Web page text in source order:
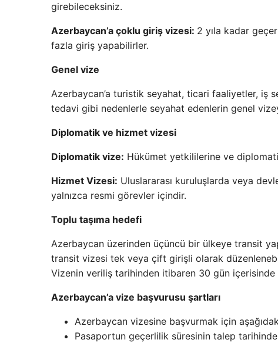
girebileceksiniz.
Azerbaycan’a çoklu giriş vizesi: 2 yıla kadar
fazla giriş yapabilirler.
Genel vize
Azerbaycan’a turistik seyahat, ticari faaliyetler, iş
tedavi gibi nedenlerle seyahat edenlerin genel
Diplomatik ve hizmet vizesi
Diplomatik vize: Hükümet yetkililerine ve
Hizmet Vizesi: Uluslararası kuruluşlarda veya
yalnızca resmi görevler içindir.
Toplu taşıma hedefi
Azerbaycan üzerinden üçüncü bir ülkeye transit
transit vizesi tek veya çift girişli olarak
Vizenin veriliş tarihinden itibaren 30 gün içerisinde
Azerbaycan’a vize başvurusu şartları
Azerbaycan vizesine başvurmak için
Pasaportun geçerlilik süresinin talep